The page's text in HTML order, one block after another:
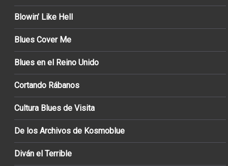
Blowin’ Like Hell
Blues Cover Me
Blues en el Reino Unido
Cortando Rábanos
Cultura Blues de Visita
De los Archivos de Kosmoblue
Diván el Terrible